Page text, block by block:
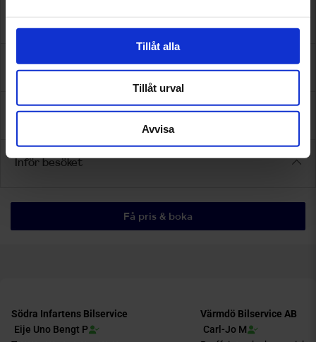
Tillåt alla
Tillåt urval
Avvisa
Omdömen
Assistansförsäkring
Inför besöket
Få pris & boka